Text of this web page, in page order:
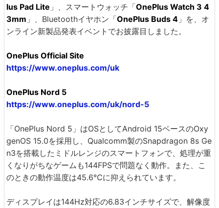
lus Pad Lite 」、スマートウォッチ「OnePlus Watch 3 4
3mm 」、Bluetoothイヤホン「OnePlus Buds 4 」を、オ
ンライン新製品発表イベントでお披露目しました。
OnePlus Official Site
https://www.oneplus.com/uk
OnePlus Nord 5
https://www.oneplus.com/uk/nord-5
「OnePlus Nord 5」はOSとしてAndroid 15ベースのOxy
genOS 15.0を採用し、Qualcomm製のSnapdragon 8s Ge
n3を搭載したミドルレンジのスマートフォンで、処理が重
くなりがちなゲームも144FPSで問題なく動作。また、こ
のときの動作温度は45.6℃に抑えられています。
ディスプレイは144Hz対応の6.83インチサイズで、解像度